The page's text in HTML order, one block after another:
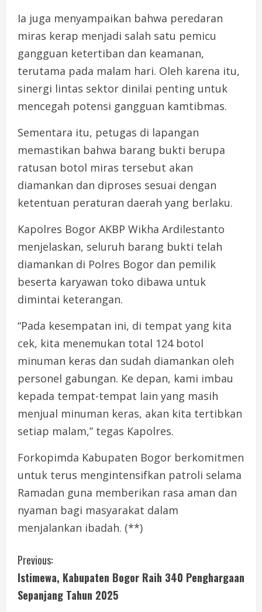
Ia juga menyampaikan bahwa peredaran
miras kerap menjadi salah satu pemicu
gangguan ketertiban dan keamanan,
terutama pada malam hari. Oleh karena itu,
sinergi lintas sektor dinilai penting untuk
mencegah potensi gangguan kamtibmas.
Sementara itu, petugas di lapangan
memastikan bahwa barang bukti berupa
ratusan botol miras tersebut akan
diamankan dan diproses sesuai dengan
ketentuan peraturan daerah yang berlaku.
Kapolres Bogor AKBP Wikha Ardilestanto
menjelaskan, seluruh barang bukti telah
diamankan di Polres Bogor dan pemilik
beserta karyawan toko dibawa untuk
dimintai keterangan.
“Pada kesempatan ini, di tempat yang kita
cek, kita menemukan total 124 botol
minuman keras dan sudah diamankan oleh
personel gabungan. Ke depan, kami imbau
kepada tempat-tempat lain yang masih
menjual minuman keras, akan kita tertibkan
setiap malam,” tegas Kapolres.
Forkopimda Kabupaten Bogor berkomitmen
untuk terus mengintensifkan patroli selama
Ramadan guna memberikan rasa aman dan
nyaman bagi masyarakat dalam
menjalankan ibadah. (**)
C
o
Previous:
Istimewa, Kabupaten Bogor Raih 340 Penghargaan
Sepanjang Tahun 2025